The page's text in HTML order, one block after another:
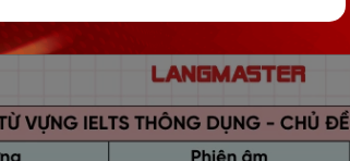
(n): Trình độ chuyên môn